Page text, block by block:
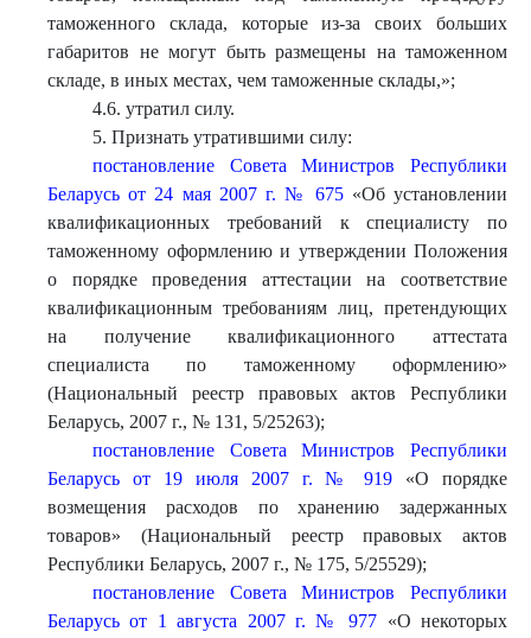
таможенного склада, которые из-за своих больших
габаритов не могут быть размещены на таможенном
складе, в иных местах, чем таможенные склады,»;
4.6. утратил силу.
5. Признать утратившими силу:
постановление Совета Министров Республики
Беларусь от 24 мая 2007 г. № 675«Об установлении
квалификационных требований к специалисту по
таможенному оформлению и утверждении Положения
о порядке проведения аттестации на соответствие
квалификационным требованиям лиц, претендующих
на получение квалификационного аттестата
специалиста по таможенному оформлению»
(Национальный реестр правовых актов Республики
Беларусь, 2007 г., № 131, 5/25263);
постановление Совета Министров Республики
Беларусь от 19 июля 2007 г. № 919 «О порядке
возмещения расходов по хранению задержанных
товаров» (Национальный реестр правовых актов
Республики Беларусь, 2007 г., № 175, 5/25529);
постановление Совета Министров Республики
Беларусь от 1 августа 2007 г. № 977 «О некоторых